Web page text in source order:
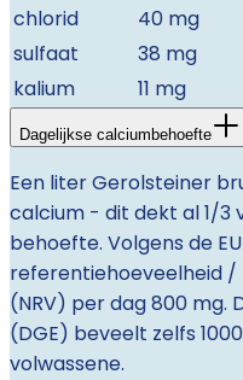
chlorid
40 mg
sulfaat
38 mg
kalium
11 mg
Dagelijkse calciumbehoefte
Een liter Gerolsteiner
calcium - dit dekt al 1/3
behoefte. Volgens de
referentiehoeveelheid
(NRV) per dag 800 mg.
(DGE) beveelt zelfs
volwassene.